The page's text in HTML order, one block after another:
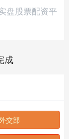
盘股票配资平
成
交部